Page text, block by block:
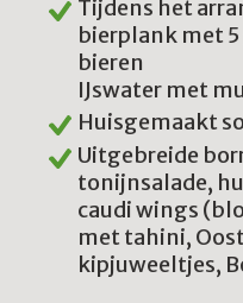
Tijdens het
bierplank met
bieren
IJswater met
Huisgemaakt
Uitgebreide
tonijnsalade,
caudi wings
met tahini,
kipjuweeltjes,